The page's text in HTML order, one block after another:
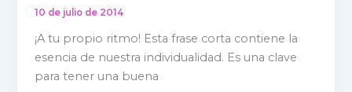
10 de julio de 2014
¡A tu propio ritmo! Esta frase corta contiene la
esencia de nuestra individualidad. Es una clave
para tener una buena
para
una
buena
autoestima